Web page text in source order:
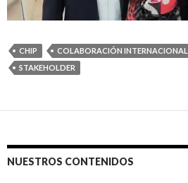
CHIP COLABORACIÓN INTERNACIONAL
STAKEHOLDER
NUESTROS CONTENIDOS